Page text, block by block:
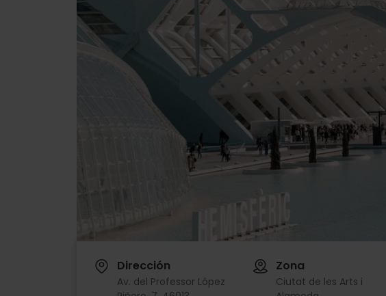
Dirección
Av. del Professor López
Zona
Ciutat de les Arts i